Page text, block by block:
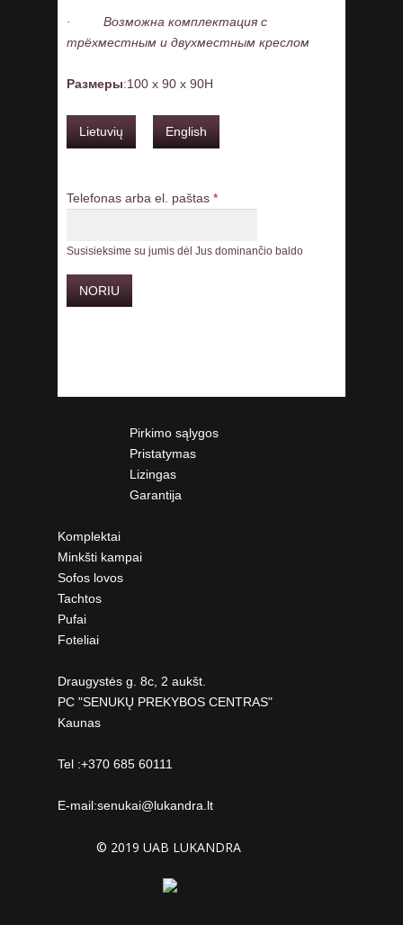
· Возможна комплектация с
трёхместным и двухместным креслом
Размеры:100 x 90 x 90H
Lietuvių English
Telefonas arba el. paštas *
Susisieksime su jumis dėl Jus dominančio baldo
Pirkimo sąlygos
Pristatymas
Lizingas
Garantija
Komplektai
Minkšti kampai
Sofos lovos
Tachtos
Pufai
Foteliai
Draugystės g. 8c, 2 aukšt.
PC "SENUKŲ PREKYBOS CENTRAS"
Kaunas
Tel :+370 685 60111
E-mail:senukai@lukandra.lt
© 2019 UAB LUKANDRA